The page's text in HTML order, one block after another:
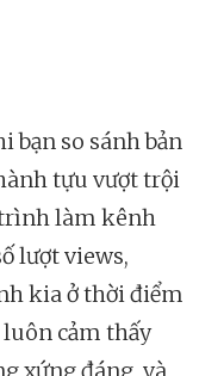
bạn so sánh bản
tựu vượt trội
làm kênh
lượt views,
kia ở thời điểm
luôn cảm thấy